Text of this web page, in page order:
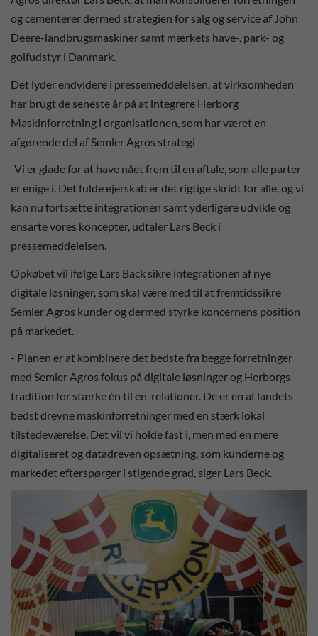
og cementerer dermed strategien for salg og service af John
Deere-landbrugsmaskiner samt mærkets have-, park- og
golfudstyr i Danmark.
Det lyder endvidere i pressemeddelelsen, at virksomheden
har brugt de seneste år på at integrere Herborg
Maskinforretning i organisationen, som har været en
afgørende del af Semler Agros strategi
-Vi er glade for at have nået frem til en aftale, som alle parter
er enige i. Det fulde ejerskab er det rigtige skridt for alle, og vi
kan nu fortsætte integrationen samt yderligere udvikle og
ensarte vores koncepter, udtaler Lars Beck i
pressemeddelelsen.
Opkøbet vil ifølge Lars Back sikre integrationen af nye
digitale løsninger, som skal være med til at fremtidssikre
Semler Agros kunder og dermed styrke koncernens position
på markedet.
- Planen er at kombinere det bedste fra begge forretninger
med Semler Agros fokus på digitale løsninger og Herborgs
tradition for stærke én til én-relationer. De er en af landets
bedst drevne maskinforretninger med en stærk lokal
tilstedeværelse. Det vil vi holde fast i, men med en mere
digitaliseret og datadreven opsætning, som kunderne og
markedet efterspørger i stigende grad, siger Lars Beck.